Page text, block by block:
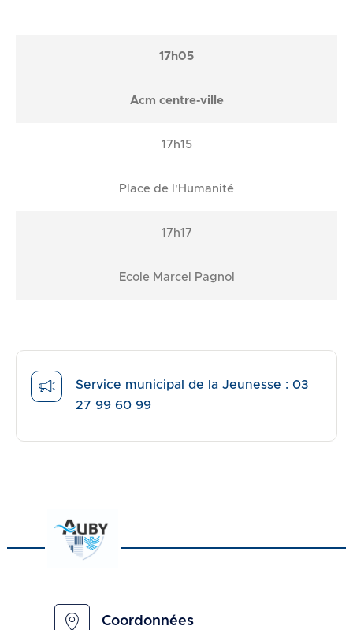
17h05
Acm centre-ville
17h15
Place de l'Humanité
17h17
Ecole Marcel Pagnol
Service municipal de la Jeunesse : 03
27 99 60 99
Coordonnées